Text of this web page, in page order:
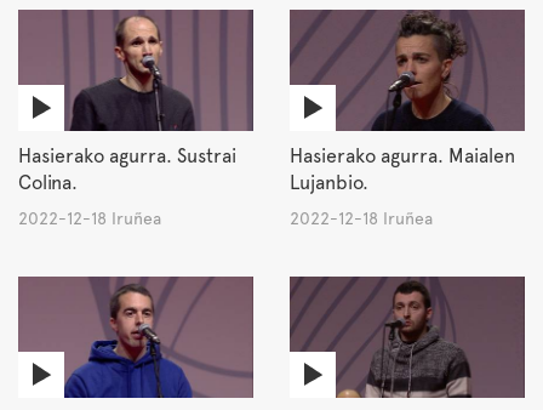
Hasierako agurra. Sustrai
Colina.
2022-12-18 Iruñea
Hasierako agurra. Maialen
Lujanbio.
2022-12-18 Iruñea